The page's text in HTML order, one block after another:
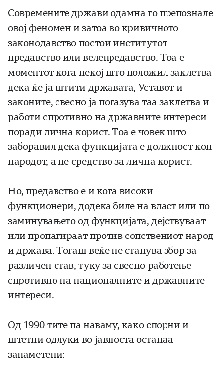
Современите држави одамна го препознале
овој феномен и затоа во кривичното
законодавство постои институтот
предавство или велепредавство. Тоа е
моментот кога некој што положил заклетва
дека ќе ја штити државата, Уставот и
законите, свесно ја погазува таа заклетва и
работи спротивно на државните интереси
поради лична корист. Тоа е човек што
заборавил дека функцијата е должност кон
народот, а не средство за лична корист.
Но, предавство е и кога високи
функционери, додека биле на власт или по
заминувањето од функцијата, дејствуваат
или пропагираат против сопствениот народ
и држава. Тогаш веќе не станува збор за
различен став, туку за свесно работење
спротивно на националните и државните
интереси.
Од 1990-тите па наваму, како спорни и
штетни одлуки во јавноста останаа
запаметени: